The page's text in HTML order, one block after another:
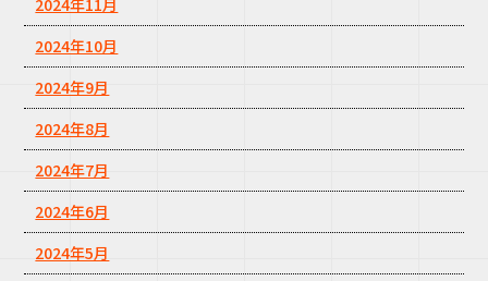
2024年10月
2024年9月
2024年8月
2024年7月
2024年6月
2024年5月